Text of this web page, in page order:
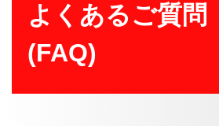
よくあるご質問
(FAQ)